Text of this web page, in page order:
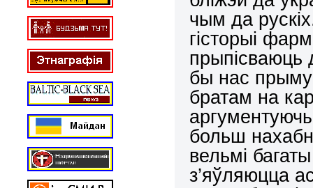
чым да
гісторыі
прыпісваюць
бы нас
братам на
больш
вельмі
з’яўляюцца